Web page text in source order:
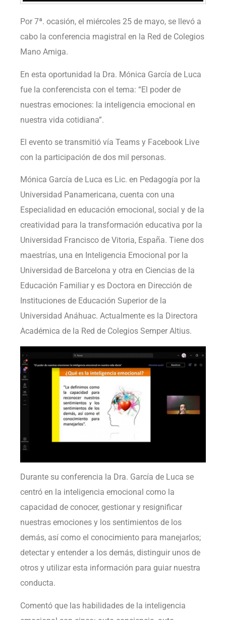
Por 7ª. ocasión, el miércoles 25 de mayo, se llevó a
cabo la conferencia magistral en la Red de Colegios
Mano Amiga.
En esta oportunidad la Dra. Mónica García de Luca
fue la conferencista con el tema: “El poder de
nuestras emociones: la inteligencia emocional en
nuestra vida cotidiana”.
El evento se transmitió vía Teams y Facebook Live
con la participación de dos mil personas.
Mónica García de Luca es Lic. en Pedagogía por la
Universidad Panamericana, cuenta con una
Especialidad en educación emocional, social y de la
creatividad para la transformación educativa por la
Universidad Francisco de Vitoria, España. Tiene dos
maestrías, una en Inteligencia Emocional por la
Universidad de Barcelona y otra en Ciencias de la
Educación Familiar y es Doctora en Dirección de
Instituciones de Educación Superior de la
Universidad Anáhuac. Actualmente es la Directora
Académica de la Red de Colegios Semper Altius.
Durante su conferencia la Dra. García de Luca se
centró en la inteligencia emocional como la
capacidad de conocer, gestionar y resignificar
nuestras emociones y los sentimientos de los
demás, así como el conocimiento para manejarlos;
detectar y entender a los demás, distinguir unos de
otros y utilizar esta información para guiar nuestra
conducta.
Comentó que las habilidades de la inteligencia